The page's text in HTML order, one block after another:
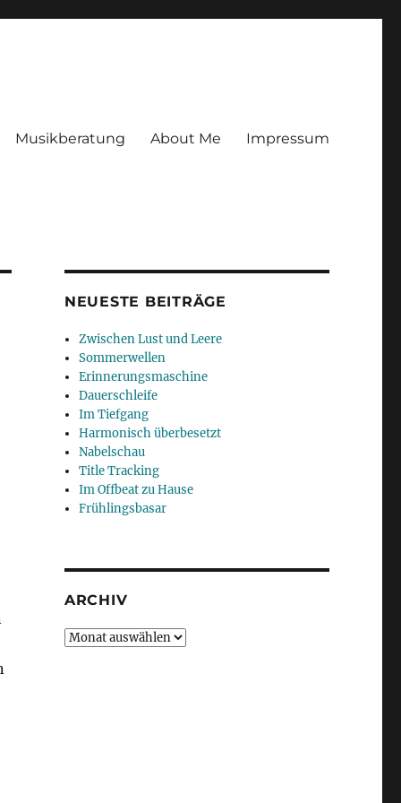
Musikberatung About Me Impressum
NEUESTE BEITRÄGE
Zwischen Lust und Leere
Sommerwellen
Erinnerungsmaschine
Dauerschleife
Im Tiefgang
Harmonisch überbesetzt
Nabelschau
Title Tracking
Im Offbeat zu Hause
Frühlingsbasar
ARCHIV
Archiv